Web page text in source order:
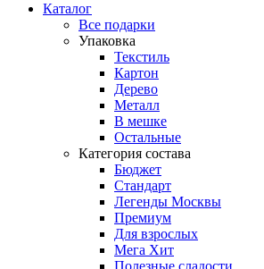
Каталог
Все подарки
Упаковка
Текстиль
Картон
Дерево
Металл
В мешке
Остальные
Категория состава
Бюджет
Стандарт
Легенды Москвы
Премиум
Для взрослых
Мега Хит
Полезные сладости